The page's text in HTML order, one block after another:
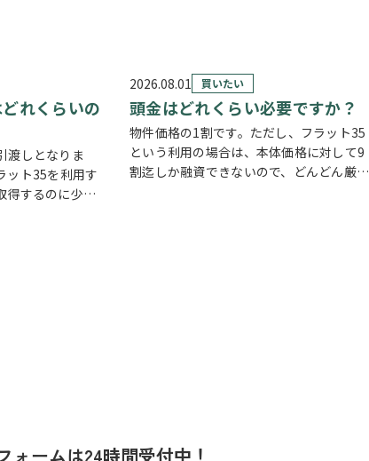
れくらいの
渡しとなりま
ット35を利用す
得するのに少し
2026.08.01 買いたい
頭金はどれくらい必要ですか？
物件価格の1割です。ただし、フラット35
という利用の場合は、本体価格に対して9
割迄しか融資できないので、どんどん厳し
ォームは24時間受付中！